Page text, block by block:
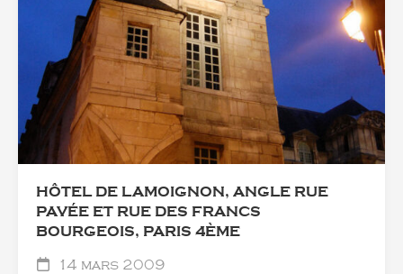
HÔTEL DE LAMOIGNON, ANGLE RUE
PAVÉE ET RUE DES FRANCS
BOURGEOIS, PARIS 4ÈME
14 mars 2009